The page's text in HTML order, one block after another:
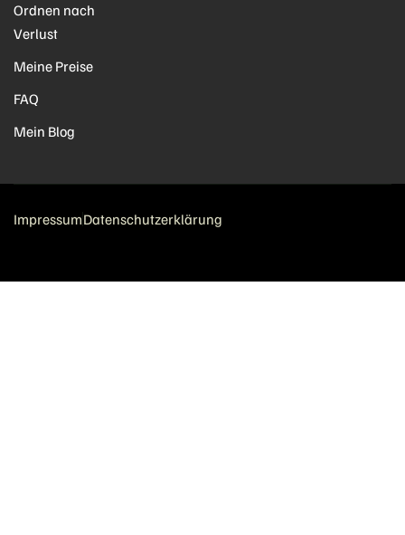
Ordnen nach
Verlust
Meine Preise
FAQ
Mein Blog
ImpressumDatenschutzerklärung